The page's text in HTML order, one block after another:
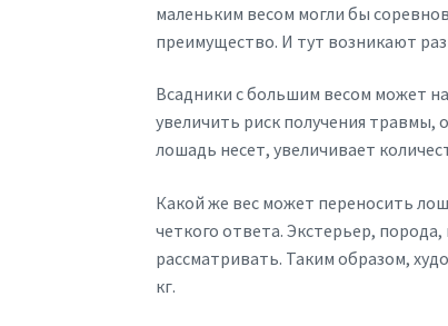
маленьким весом могли бы
преимущество. И тут возникают
Всадники с большим весом может
увеличить риск получения
лошадь несет, увеличивает
Какой же вес может переносить
четкого ответа. Экстерьер,
рассматривать. Таким образом,
кг.